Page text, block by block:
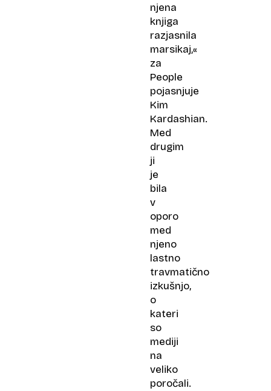
njena
knjiga
razjasnila
marsikaj,«
za
People
pojasnjuje
Kim
Kardashian.
Med
drugim
ji
je
bila
v
oporo
med
njeno
lastno
travmatično
izkušnjo,
o
kateri
so
mediji
na
veliko
poročali.